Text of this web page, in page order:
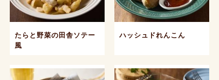
たらと野菜の田舎ソテー
風
ハッシュドれんこん